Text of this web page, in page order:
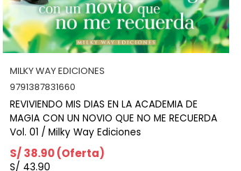
IVREA
Gachiakuta Vol. 9
S/ 30.90